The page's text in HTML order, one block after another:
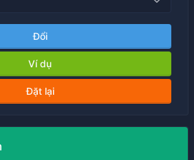
Đổi
Ví dụ
Đặt lại